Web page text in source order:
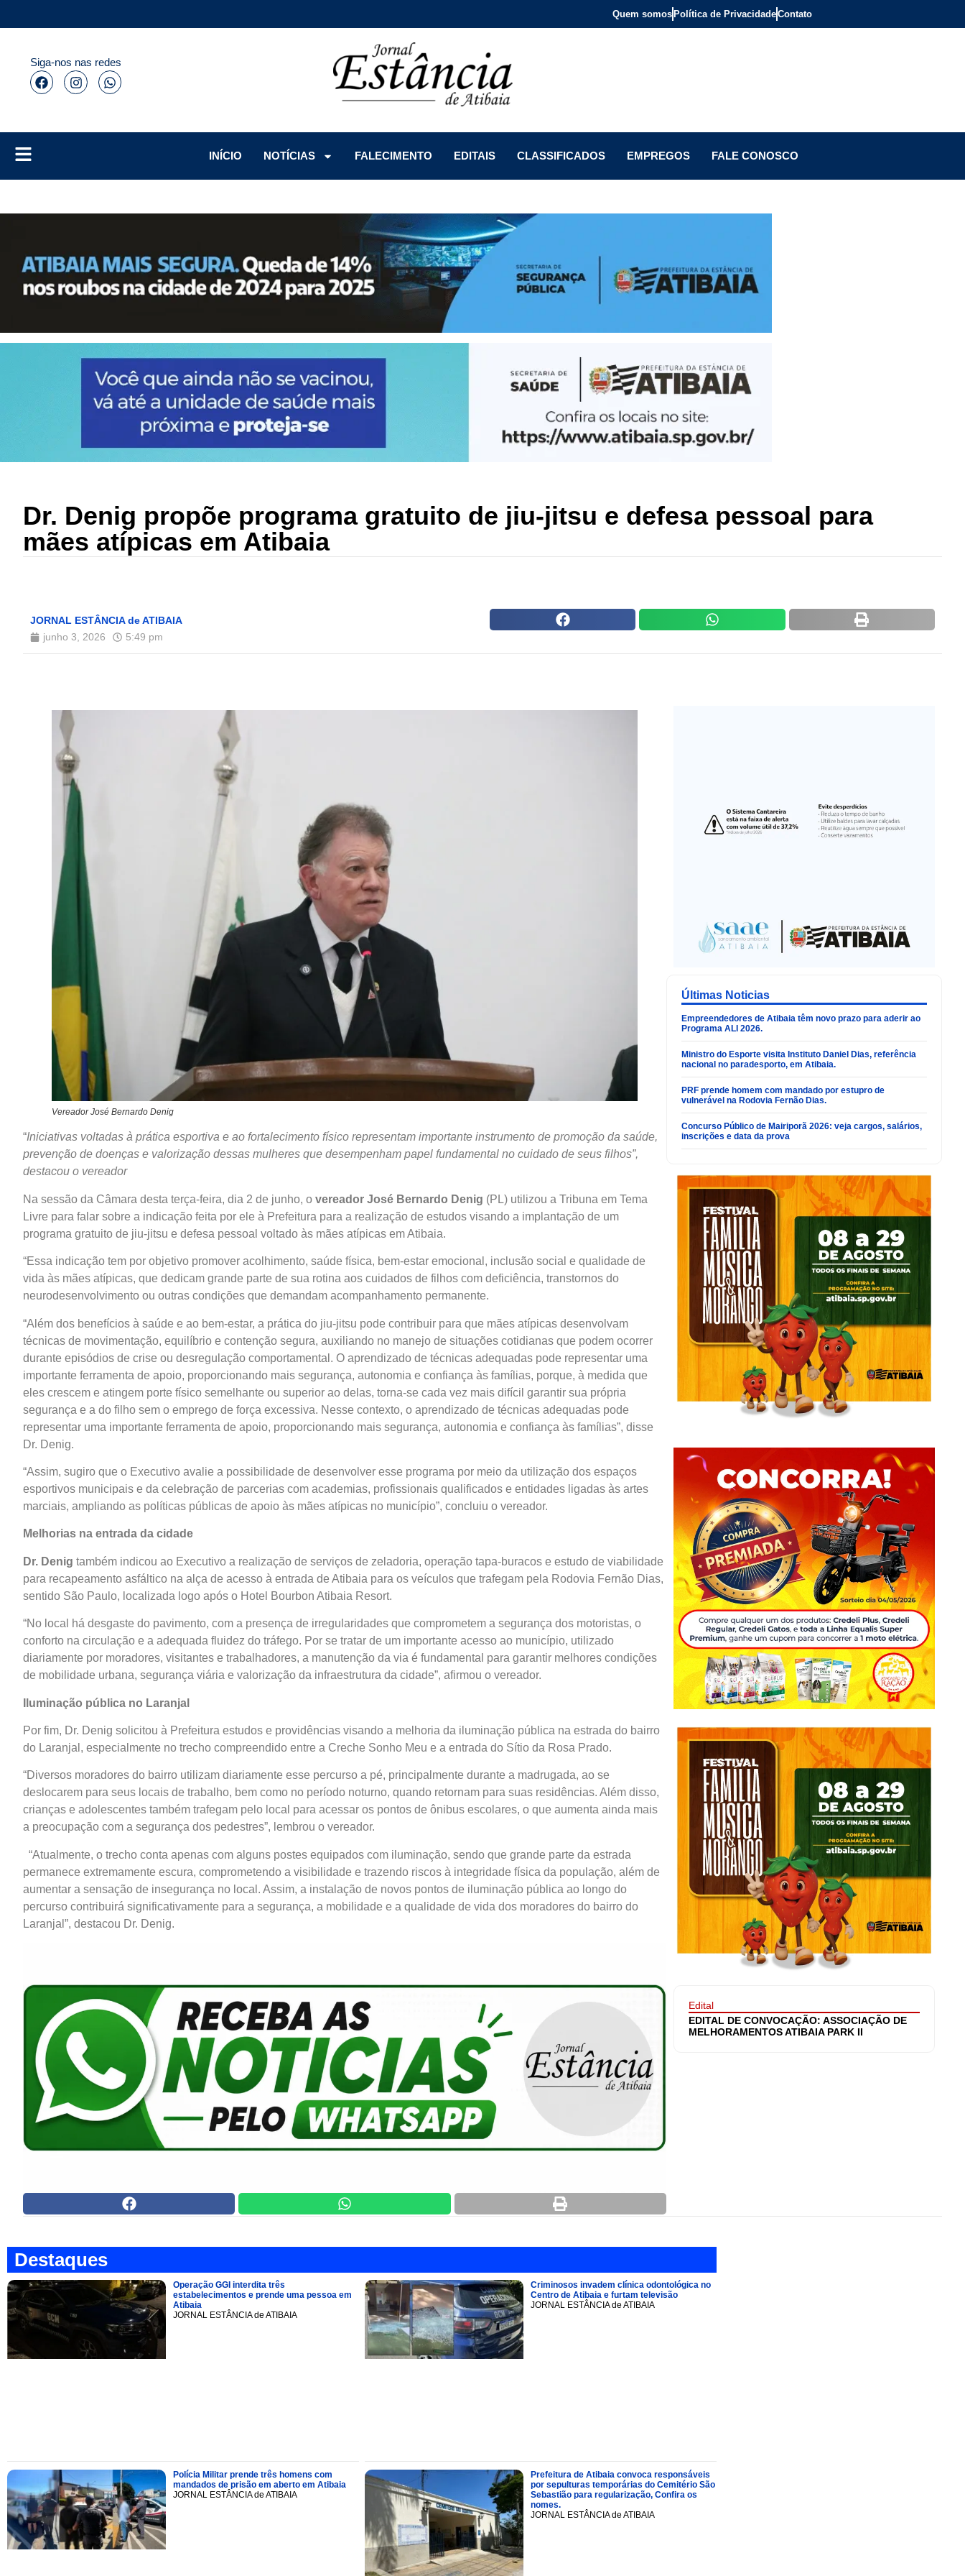
Quem somos Política de PrivacidadeContato
Siga-nos nas redes
INÍCIO
NOTÍCIAS FALECIMENTO EDITAIS CLASSIFICADOS EMPREGOS FALE CONOSCO
Dr. Denig propõe programa gratuito de jiu-jitsu e defesa pessoal para
mães atípicas em Atibaia
JORNAL ESTÂNCIA de ATIBAIA
junho 3, 2026
5:49 pm
Vereador José Bernardo Denig
“Iniciativas voltadas à prática esportiva e ao fortalecimento físico representam importante instrumento de promoção da saúde,
prevenção de doenças e valorização dessas mulheres que desempenham papel fundamental no cuidado de seus filhos”,
destacou o vereador
Na sessão da Câmara desta terça-feira, dia 2 de junho, o vereador José Bernardo Denig (PL) utilizou a Tribuna em Tema
Livre para falar sobre a indicação feita por ele à Prefeitura para a realização de estudos visando a implantação de um
programa gratuito de jiu-jitsu e defesa pessoal voltado às mães atípicas em Atibaia.
“Essa indicação tem por objetivo promover acolhimento, saúde física, bem-estar emocional, inclusão social e qualidade de
vida às mães atípicas, que dedicam grande parte de sua rotina aos cuidados de filhos com deficiência, transtornos do
neurodesenvolvimento ou outras condições que demandam acompanhamento permanente.
“Além dos benefícios à saúde e ao bem-estar, a prática do jiu-jitsu pode contribuir para que mães atípicas desenvolvam
técnicas de movimentação, equilíbrio e contenção segura, auxiliando no manejo de situações cotidianas que podem ocorrer
durante episódios de crise ou desregulação comportamental. O aprendizado de técnicas adequadas pode representar uma
importante ferramenta de apoio, proporcionando mais segurança, autonomia e confiança às famílias, porque, à medida que
eles crescem e atingem porte físico semelhante ou superior ao delas, torna-se cada vez mais difícil garantir sua própria
segurança e a do filho sem o emprego de força excessiva. Nesse contexto, o aprendizado de técnicas adequadas pode
representar uma importante ferramenta de apoio, proporcionando mais segurança, autonomia e confiança às famílias”, disse
Dr. Denig.
“Assim, sugiro que o Executivo avalie a possibilidade de desenvolver esse programa por meio da utilização dos espaços
esportivos municipais e da celebração de parcerias com academias, profissionais qualificados e entidades ligadas às artes
marciais, ampliando as políticas públicas de apoio às mães atípicas no município”, concluiu o vereador.
Melhorias na entrada da cidade
Dr. Denig também indicou ao Executivo a realização de serviços de zeladoria, operação tapa-buracos e estudo de viabilidade
para recapeamento asfáltico na alça de acesso à entrada de Atibaia para os veículos que trafegam pela Rodovia Fernão Dias,
sentido São Paulo, localizada logo após o Hotel Bourbon Atibaia Resort.
“No local há desgaste do pavimento, com a presença de irregularidades que comprometem a segurança dos motoristas, o
conforto na circulação e a adequada fluidez do tráfego. Por se tratar de um importante acesso ao município, utilizado
diariamente por moradores, visitantes e trabalhadores, a manutenção da via é fundamental para garantir melhores condições
de mobilidade urbana, segurança viária e valorização da infraestrutura da cidade”, afirmou o vereador.
Iluminação pública no Laranjal
Por fim, Dr. Denig solicitou à Prefeitura estudos e providências visando a melhoria da iluminação pública na estrada do bairro
do Laranjal, especialmente no trecho compreendido entre a Creche Sonho Meu e a entrada do Sítio da Rosa Prado.
“Diversos moradores do bairro utilizam diariamente esse percurso a pé, principalmente durante a madrugada, ao se
deslocarem para seus locais de trabalho, bem como no período noturno, quando retornam para suas residências. Além disso,
crianças e adolescentes também trafegam pelo local para acessar os pontos de ônibus escolares, o que aumenta ainda mais
a preocupação com a segurança dos pedestres”, lembrou o vereador.
“Atualmente, o trecho conta apenas com alguns postes equipados com iluminação, sendo que grande parte da estrada
permanece extremamente escura, comprometendo a visibilidade e trazendo riscos à integridade física da população, além de
aumentar a sensação de insegurança no local. Assim, a instalação de novos pontos de iluminação pública ao longo do
percurso contribuirá significativamente para a segurança, a mobilidade e a qualidade de vida dos moradores do bairro do
Laranjal”, destacou Dr. Denig.
Últimas Noticias
Empreendedores de Atibaia têm novo prazo para aderir ao
Programa ALI 2026.
Ministro do Esporte visita Instituto Daniel Dias, referência
nacional no paradesporto, em Atibaia.
PRF prende homem com mandado por estupro de
vulnerável na Rodovia Fernão Dias.
Concurso Público de Mairiporã 2026: veja cargos, salários,
inscrições e data da prova
Edital
EDITAL DE CONVOCAÇÃO: ASSOCIAÇÃO DE
MELHORAMENTOS ATIBAIA PARK II
Destaques
Operação GGI interdita três
estabelecimentos e prende uma pessoa em
Atibaia
JORNAL ESTÂNCIA de ATIBAIA
Criminosos invadem clínica odontológica no
Centro de Atibaia e furtam televisão
JORNAL ESTÂNCIA de ATIBAIA
Polícia Militar prende três homens com
mandados de prisão em aberto em Atibaia
JORNAL ESTÂNCIA de ATIBAIA
Prefeitura de Atibaia convoca responsáveis
por sepulturas temporárias do Cemitério São
Sebastião para regularização, Confira os
nomes.
JORNAL ESTÂNCIA de ATIBAIA